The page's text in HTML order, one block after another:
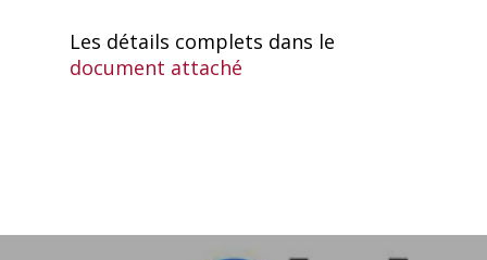
Les détails complets dans le
document attaché